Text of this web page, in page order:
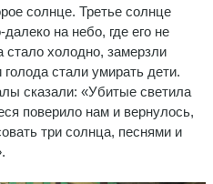
солнце. Третье солнце
на небо, где его не
стало холодно, замерзли
стали умирать дети.
сказали: «Убитые светила
поверило нам и вернулось,
три солнца, песнями и